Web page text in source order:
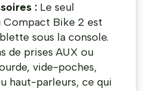
: Le seul
Compact Bike 2 est
sous la console.
de prises AUX ou
vide-poches,
haut-parleurs, ce qui